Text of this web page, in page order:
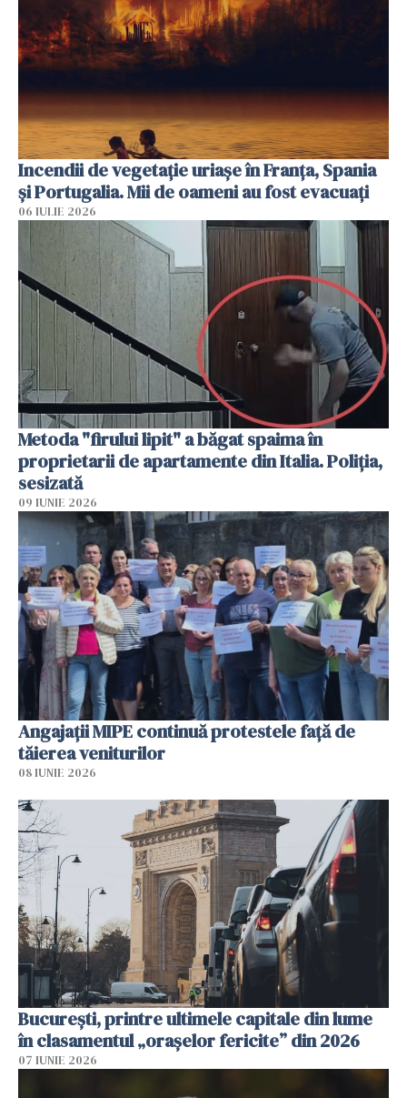
Incendii de vegetație uriașe în Franța, Spania
și Portugalia. Mii de oameni au fost evacuați
06 IULIE 2026
Metoda "firului lipit" a băgat spaima în
proprietarii de apartamente din Italia. Poliția,
sesizată
09 IUNIE 2026
Angajaţii MIPE continuă protestele faţă de
tăierea veniturilor
08 IUNIE 2026
București, printre ultimele capitale din lume
în clasamentul „orașelor fericite” din 2026
07 IUNIE 2026